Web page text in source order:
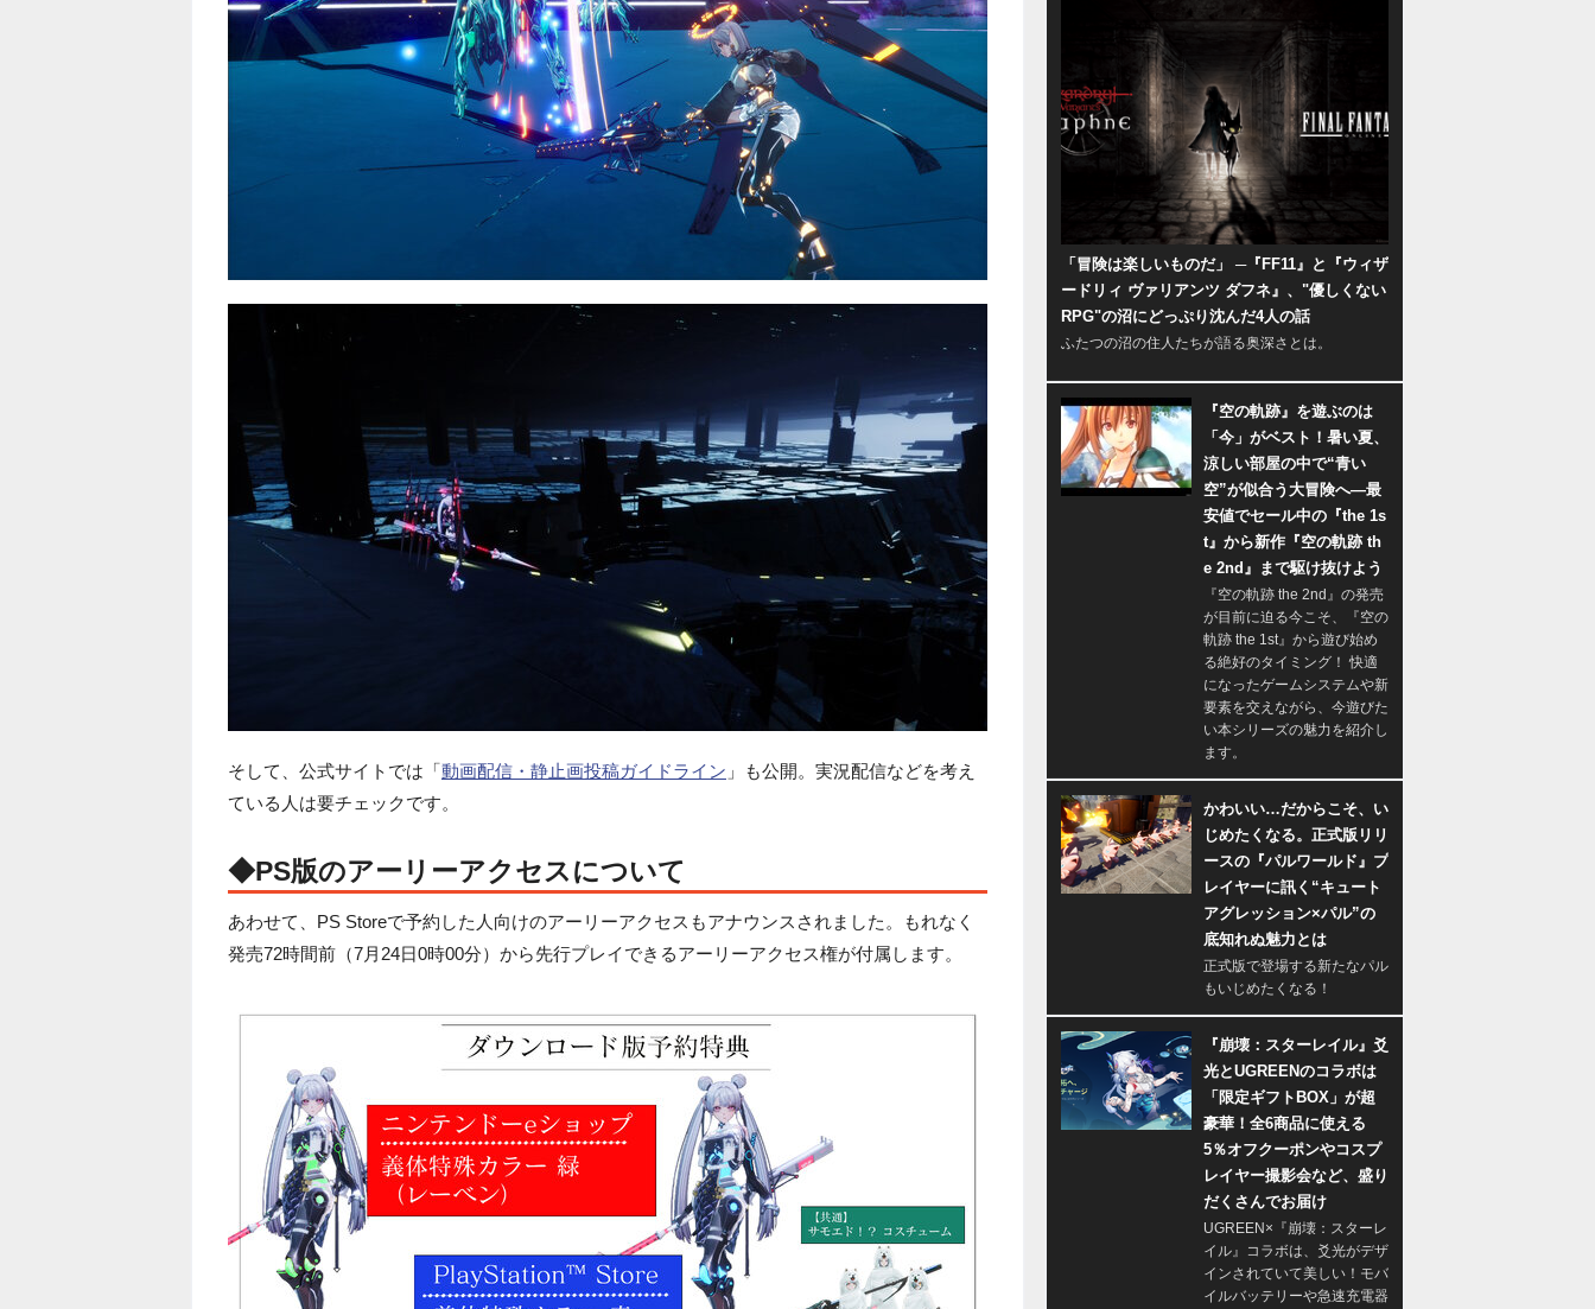
そして、公式サイトでは「動画配信・静止画投稿ガイドライン 」も公開。実況配信などを考え
ている人は要チェックです。
◆PS版のアーリーアクセスについて
あわせて、PS Storeで予約した人向けのアーリーアクセスもアナウンスされました。もれなく
発売72時間前（7月24日0時00分）から先行プレイできるアーリーアクセス権が付属します。
「冒険は楽しいものだ」 ─『FF11』と『ウィザ
ードリィ ヴァリアンツ ダフネ』、"優しくない
RPG"の沼にどっぷり沈んだ4人の話
ふたつの沼の住人たちが語る奥深さとは。
『空の軌跡』を遊ぶのは
「今」がベスト！暑い夏、
涼しい部屋の中で“青い
空”が似合う大冒険へ―最
安値でセール中の『the 1s
t』から新作『空の軌跡 th
e 2nd』まで駆け抜けよう
『空の軌跡 the 2nd』の発売
が目前に迫る今こそ、『空の
軌跡 the 1st』から遊び始め
る絶好のタイミング！ 快適
になったゲームシステムや新
要素を交えながら、今遊びた
い本シリーズの魅力を紹介し
ます。
かわいい…だからこそ、い
じめたくなる。正式版リリ
ースの『パルワールド』プ
レイヤーに訊く“キュート
アグレッション×パル”の
底知れぬ魅力とは
正式版で登場する新たなパル
もいじめたくなる！
『崩壊：スターレイル』爻
光とUGREENのコラボは
「限定ギフトBOX」が超
豪華！全6商品に使える
5％オフクーポンやコスプ
レイヤー撮影会など、盛り
だくさんでお届け
UGREEN×『崩壊：スターレ
イル』コラボは、爻光がデザ
インされていて美しい！モバ
イルバッテリーや急速充電器